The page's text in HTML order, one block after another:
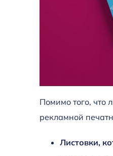
Помимо того, что
рекламной
Листовки,